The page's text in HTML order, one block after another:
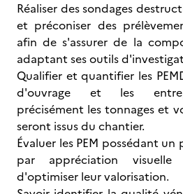
Réaliser des sondages
et préconiser des
afin de s'assurer de la
adaptant ses outils
Qualifier et quantifier les
d'ouvrage et les
précisément les tonnages et
seront issus du chantier.
Évaluer les PEM possédant
par appréciation
d'optimiser leur valorisation.